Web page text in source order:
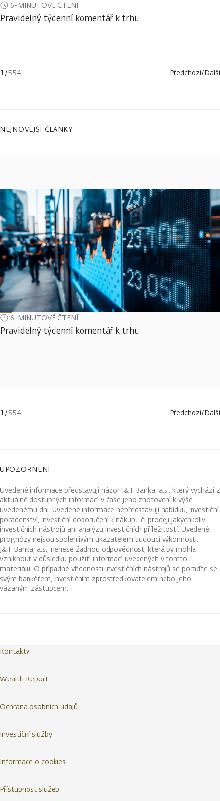
6-MINUTOVÉ ČTENÍ
Pravidelný týdenní komentář k trhu
1/554 Předchozí/Další
NEJNOVĚJŠÍ ČLÁNKY
6-MINUTOVÉ ČTENÍ
Pravidelný týdenní komentář k trhu
1/554 Předchozí/Další
UPOZORNĚNÍ
Uvedené informace představují názor J&T Banka, a.s., který vychází z
aktuálně dostupných informací v čase jeho zhotovení k výše
uvedenému dni. Uvedené informace nepředstavují nabídku, investiční
poradenství, investiční doporučení k nákupu či prodeji jakýchkoliv
investičních nástrojů ani analýzu investičních příležitostí. Uvedené
prognózy nejsou spolehlivým ukazatelem budoucí výkonnosti.
J&T Banka, a.s., nenese žádnou odpovědnost, která by mohla
vzniknout v důsledku použití informací uvedených v tomto
materiálu. O případné vhodnosti investičních nástrojů se poraďte se
svým bankéřem, investičním zprostředkovatelem nebo jeho
vázaným zástupcem.
Kontakty
Wealth Report
Ochrana osobních údajů
Investiční služby
Informace o cookies
Přístupnost služeb